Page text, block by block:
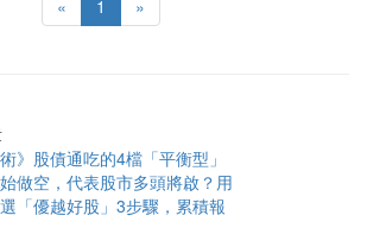
« 1 »
》股債通吃的4檔「平衡型」
做空，代表股市多頭將啟？用
「優越好股」3步驟，累積報